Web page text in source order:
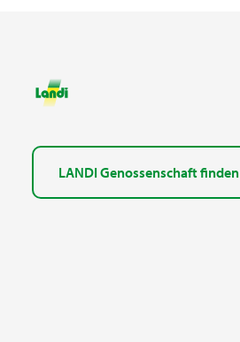
LANDI Genossenschaft finden